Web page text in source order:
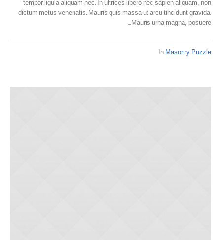
tempor ligula aliquam nec. In ultrices libero nec sapien aliquam, non
dictum metus venenatis. Mauris quis massa ut arcu tincidunt gravida.
Mauris urna magna, posuere...
In Masonry Puzzle